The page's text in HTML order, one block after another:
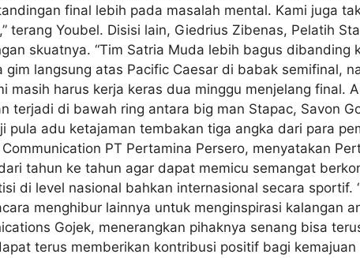
final lebih pada masalah mental. Kami juga
terang Youbel. Disisi lain, Giedrius Zibenas, Pelatih
skuatnya. “Tim Satria Muda lebih bagus dibanding
langsung atas Pacific Caesar di babak semifinal,
masih harus kerja keras dua minggu menjelang final.
terjadi di bawah ring antara big man Stapac, Savon
pula adu ketajaman tembakan tiga angka dari para
PT Pertamina Persero, menyatakan
tahun ke tahun agar dapat memicu semangat
di level nasional bahkan internasional secara sportif.
menghibur lainnya untuk menginspirasi kalangan
Gojek, menerangkan pihaknya senang bisa
terus memberikan kontribusi positif bagi